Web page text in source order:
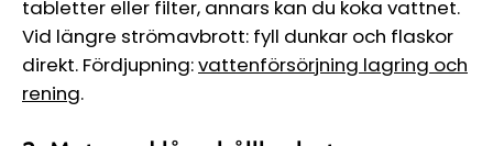
tabletter eller filter, annars kan du koka vattnet.
Vid längre strömavbrott: fyll dunkar och flaskor
direkt. Fördjupning:vattenförsörjning lagring och
rening.